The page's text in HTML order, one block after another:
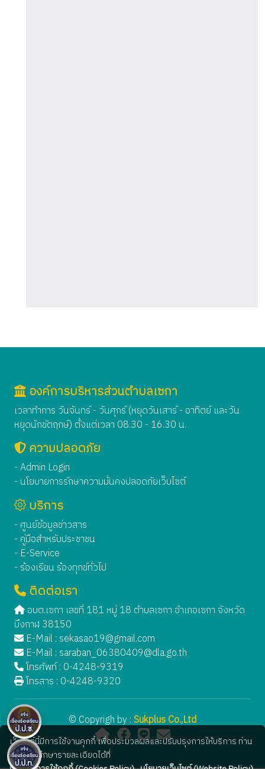
องค์การบริหารส่วนตำบลเซกา
เวลาทำการ วันจันทร์ - วันศุกร์ (หยุดวันเสาร์ - อาทิตย์ และวัน
หยุดนักขัตฤกษ์) ตั้งแต่เวลา 08.30 - 16.30 น.
ความปลอดภัย
- Admin Login
- นโยบายการรักษาความมั่นคงปลอดภัยเว็บไซต์
บริการ
- ศูนย์ข้อมูลข่าวสาร
- คู่มือสำหรับประชาชน
- E-Service
- ร้องเรียน ร้องทุกข์ทั่วไป
ติดต่อเรา
อบต.เซกา เลขที่ 181 หมู่ 18 ตำบลเซกา อำเภอเซกา จังหวัด
บึงกาฬ 38150
E-Mail : sekasao19@gmail.com
E-Mail : saraban_06380409@dla.go.th
โทรศัพท์ : 0-4248-9319
โทรสาร : 0-4248-9320
© Copyrigh by :Sukplus Co.,Ltd
เว็บไซต์นี้มีการใช้งานคุกกี้ เพื่อประมวลผลและปรับปรุงการให้บริการ ท่าน
สามารถศึกษารายละเอียดได้ที่